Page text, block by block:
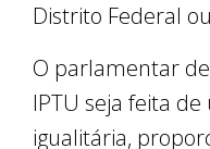
Distrito Federal
O parlamentar
IPTU seja feita
igualitária,